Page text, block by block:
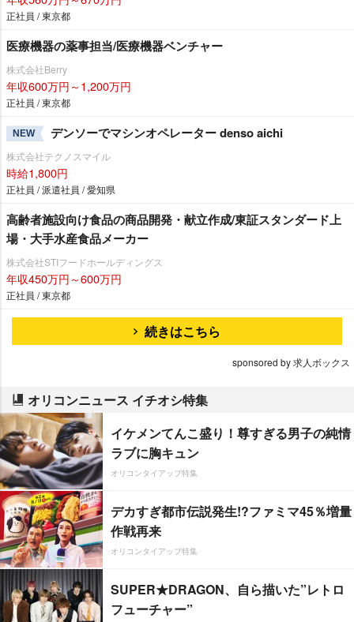
正社員 / 東京都
医療機器の薬事担当/医療機器ベンチャー
株式会社Berry
年収600万円～1,200万円
正社員 / 東京都
NEW デンソーでマシンオペレーター denso aichi
株式会社テクノスマイル
時給1,800円
正社員 / 派遣社員 / 愛知県
高齢者施設向け食品の商品開発・献立作成/東証スタンダード上
場・大手水産食品メーカー
株式会社STIフードホールディングス
年収450万円～600万円
正社員 / 東京都
続きはこちら
sponsored by 求人ボックス
オリコンニュース イチオシ特集
イケメンてんこ盛り！尊すぎる男子の純情
ラブに胸キュン
オリコンタイアップ特集
デカすぎ都市伝説発生!?ファミマ45％増量
作戦再来
オリコンタイアップ特集
SUPER★DRAGON、自ら描いた”レトロ
フューチャー”